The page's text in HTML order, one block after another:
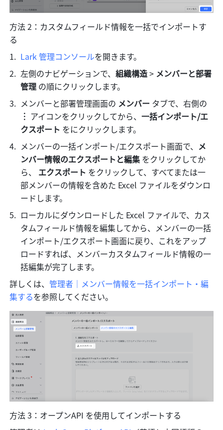
方法 2：カスタムフィールド情報を一括でインポートす
る
Lark 管理コンソールを開きます。
左側のナビゲーションで、組織構造 > メンバーと部署
管理 の順にクリックします。
メンバーと部署管理画面の メンバー
︙ アイコンをクリックしてから、一括インポート/エ
クスポート をにクリックします。
メンバーの一括インポート/エクスポート画面で、 メ
ンバー情報のエクスポートと編集 をクリックしてか
ら、 エクスポート をクリックして、すべてまたは一
部メンバーの情報を含めた Excel ファイルをダウンロ
ードします。
ローカルにダウンロードした Excel ファイルで、カス
タムフィールド情報を編集してから、メンバーの一括
インポート/エクスポート画面に戻り、これをアップ
ロードすれば、メンバーカスタムフィールド情報の一
括編集が完了します。
詳しくは、 管理者｜メンバー情報を一括インポート・編
集するを参照してください。
方法 3：オープンAPI を使用してインポートする